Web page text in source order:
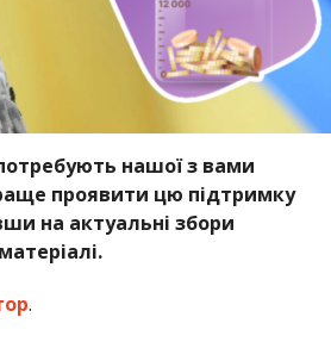
нашої з вами
проявити цю підтримку
на актуальні збори
.